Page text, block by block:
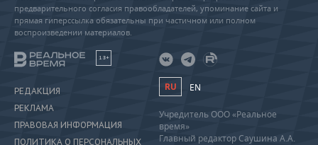
предварительного согласия правообладателей, упоминание сайта и
прямая гиперссылка обязательны при частичном или полном
воспроизведении материалов.
18+
РЕДАКЦИЯ
РЕКЛАМА
ПРАВОВАЯ ИНФОРМАЦИЯ
ПОЛИТИКА О ПЕРСОНАЛЬНЫХ
RU EN
Учредитель ООО «Реальное
время»
Главный редактор Саушина А.А.